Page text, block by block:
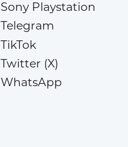
Sony Playstation
Telegram
TikTok
Twitter (X)
WhatsApp